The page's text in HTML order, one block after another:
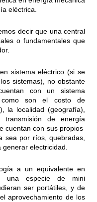
eléctrica.
decir que una central
o fundamentales que
sistema eléctrico (si se
sistemas), no obstante
con un sistema
como son el costo de
la localidad (geografía),
de energía
cuentan con sus propios
sea por ríos, quebradas,
electricidad.
a un equivalente en
una especie de mini
ser portátiles, y de
aprovechamiento de los